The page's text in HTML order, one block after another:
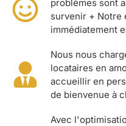
problèmes sont
survenir + Notre
immédiatement
Nous nous
locataires en
accueillir en
de bienvenue à
Avec